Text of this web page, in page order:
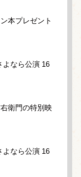
本プレゼント
よなら公演 16
衛門の特別映
よなら公演 16